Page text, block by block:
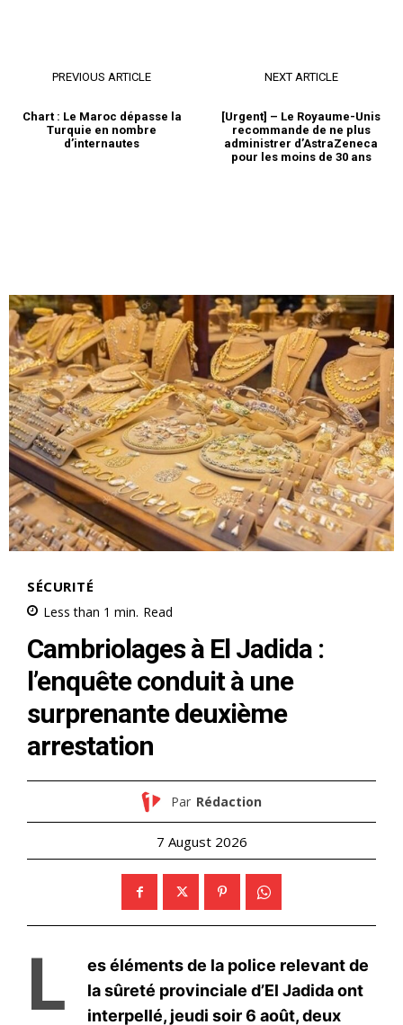
le1.ma
l'information
PREVIOUS ARTICLE
Chart : Le Maroc dépasse la
Turquie en nombre
d’internautes
NEXT ARTICLE
[Urgent] – Le Royaume-Unis
recommande de ne plus
administrer d’AstraZeneca
pour les moins de 30 ans